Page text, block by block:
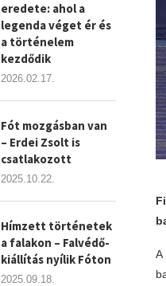
A
eredete: ahol a
legenda véget ér és
a történelem
kezdődik
2026.02.17.
Fót mozgásban van
– Erdei Zsolt is
csatlakozott
2025.10.22.
Hímzett történetek
a falakon – Falvédő-
kiállítás nyílik Fóton
2025.09.18.